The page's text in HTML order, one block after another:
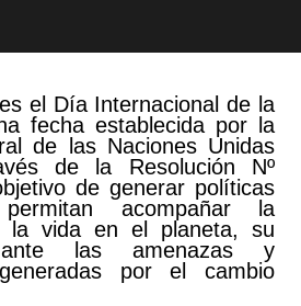
el Día Internacional de la
fecha establecida por la
de las Naciones Unidas
de la Resolución Nº
de generar políticas
acompañar la
la vida en el planeta, su
ante las amenazas y
por el cambio